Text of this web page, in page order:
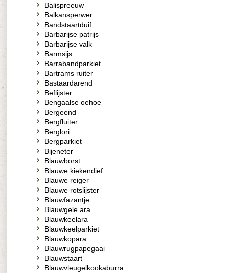
Balispreeuw
Balkansperwer
Bandstaartduif
Barbarijse patrijs
Barbarijse valk
Barmsijs
Barrabandparkiet
Bartrams ruiter
Bastaardarend
Beflijster
Bengaalse oehoe
Bergeend
Bergfluiter
Berglori
Bergparkiet
Bijeneter
Blauwborst
Blauwe kiekendief
Blauwe reiger
Blauwe rotslijster
Blauwfazantje
Blauwgele ara
Blauwkeelara
Blauwkeelparkiet
Blauwkopara
Blauwrugpapegaai
Blauwstaart
Blauwvleugelkookaburra